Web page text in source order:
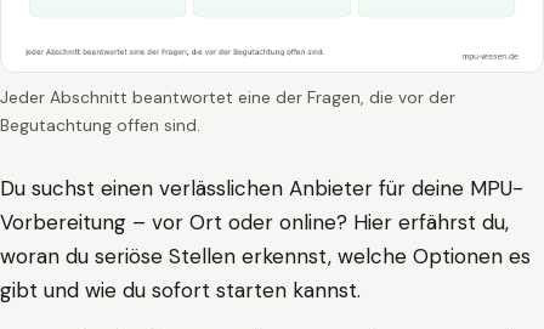
Jeder Abschnitt beantwortet eine der Fragen, die vor der
Begutachtung offen sind.
Du suchst einen verlässlichen Anbieter für deine MPU-
Vorbereitung – vor Ort oder online? Hier erfährst du,
woran du seriöse Stellen erkennst, welche Optionen es
gibt und wie du sofort starten kannst.